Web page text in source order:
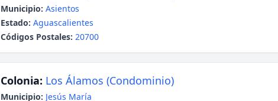
Municipio: Asientos
Estado: Aguascalientes
Códigos Postales: 20700
Colonia: Los Álamos (Condominio)
Municipio: Jesús María